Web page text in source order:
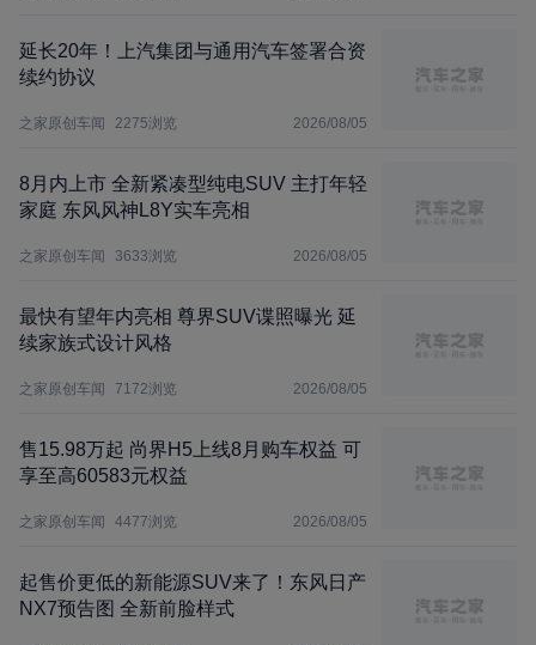
延长20年！上汽集团与通用汽车签署合资
续约协议
之家原创车闻 2275浏览 2026/08/05
8月内上市 全新紧凑型纯电SUV 主打年轻
家庭 东风风神L8Y实车亮相
之家原创车闻 3633浏览 2026/08/05
最快有望年内亮相 尊界SUV谍照曝光 延
续家族式设计风格
之家原创车闻 7172浏览 2026/08/05
售15.98万起 尚界H5上线8月购车权益 可
享至高60583元权益
之家原创车闻 4477浏览 2026/08/05
起售价更低的新能源SUV来了！东风日产
NX7预告图 全新前脸样式